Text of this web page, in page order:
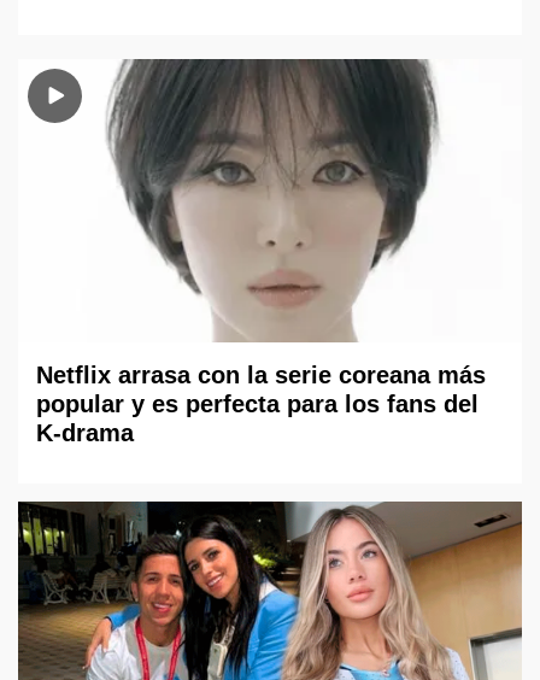
Netflix arrasa con la serie coreana más
popular y es perfecta para los fans del
K-drama